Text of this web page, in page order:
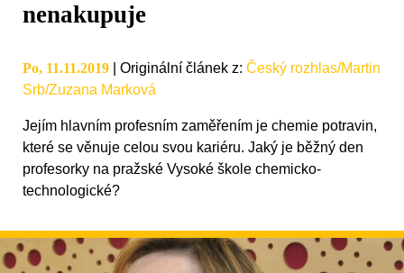
nenakupuje
Po, 11.11.2019 Originální článek z: Český rozhlas/Martin
Srb/Zuzana Marková
Jejím hlavním profesním zaměřením je chemie potravin,
které se věnuje celou svou kariéru. Jaký je běžný den
profesorky na pražské Vysoké škole chemicko-
technologické?